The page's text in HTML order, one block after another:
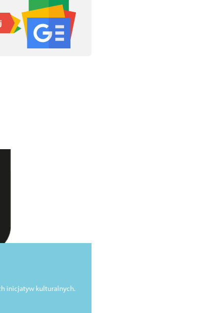
inicjatyw kulturalnych.